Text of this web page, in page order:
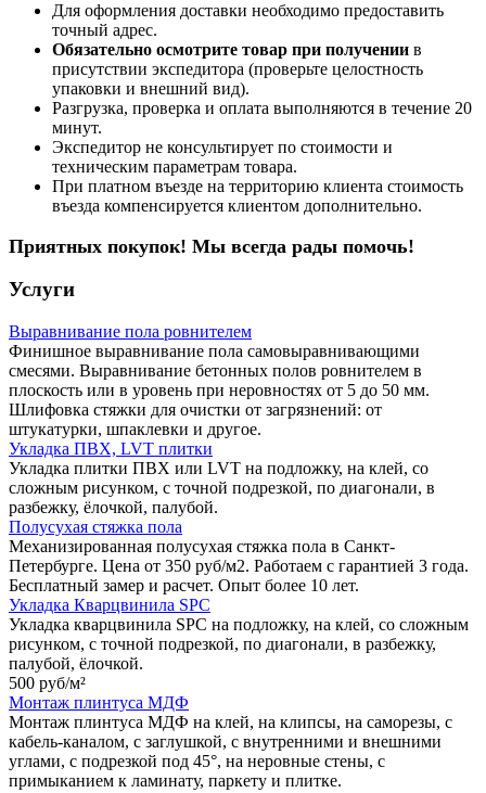
Для оформления доставки необходимо предоставить
точный адрес.
Обязательно осмотрите товар при получении в
присутствии экспедитора (проверьте целостность
упаковки и внешний вид).
Разгрузка, проверка и оплата выполняются в течение 20
минут.
Экспедитор не консультирует по стоимости и
техническим параметрам товара.
При платном въезде на территорию клиента стоимость
въезда компенсируется клиентом дополнительно.
Приятных покупок! Мы всегда рады помочь!
Услуги
Выравнивание пола ровнителем
Финишное выравнивание пола самовыравнивающими
смесями. Выравнивание бетонных полов ровнителем в
плоскость или в уровень при неровностях от 5 до 50 мм.
Шлифовка стяжки для очистки от загрязнений: от
штукатурки, шпаклевки и другое.
Укладка ПВХ, LVT плитки
Укладка плитки ПВХ или LVT на подложку, на клей, со
сложным рисунком, с точной подрезкой, по диагонали, в
разбежку, ёлочкой, палубой.
Полусухая стяжка пола
Механизированная полусухая стяжка пола в Санкт-
Петербурге. Цена от 350 руб/м2. Работаем с гарантией 3 года.
Бесплатный замер и расчет. Опыт более 10 лет.
Укладка Кварцвинила SPC
Укладка кварцвинила SPC на подложку, на клей, со сложным
рисунком, с точной подрезкой, по диагонали, в разбежку,
палубой, ёлочкой.
500 руб/м²
Монтаж плинтуса МДФ
Монтаж плинтуса МДФ на клей, на клипсы, на саморезы, с
кабель-каналом, с заглушкой, с внутренними и внешними
углами, с подрезкой под 45°, на неровные стены, с
примыканием к ламинату, паркету и плитке.